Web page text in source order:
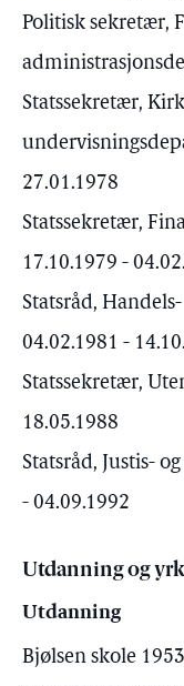
Politisk sekretær,
Statssekretær,
27.01.1978
Statssekretær,
17.10.1979 -
Statsråd,
04.02.1981 -
Statssekretær,
18.05.1988
Statsråd, Justis-
- 04.09.1992
Utdanning og
Utdanning
Bjølsen skole